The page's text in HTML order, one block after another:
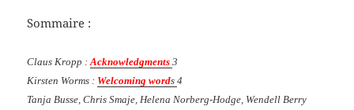
Sommaire :
Claus Kropp : Acknowledgments3
Kirsten Worms : Welcoming words4
Tanja Busse, Chris Smaje, Helena Norberg-Hodge, Wendell Berry